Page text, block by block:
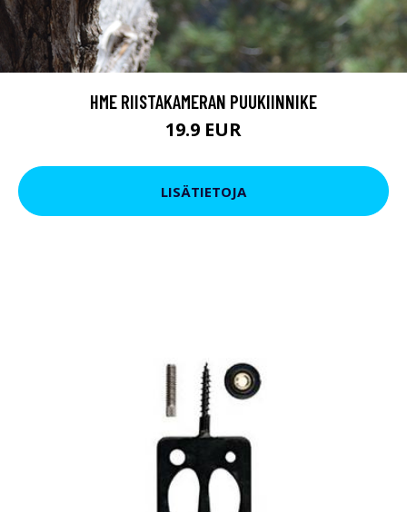
HME RIISTAKAMERAN PUUKIINNIKE
19.9 EUR
LISÄTIETOJA